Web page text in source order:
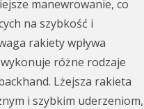
manewrowanie, co
na szybkość i
rakiety wpływa
różne rodzaje
Lżejsza rakieta
i szybkim uderzeniom,